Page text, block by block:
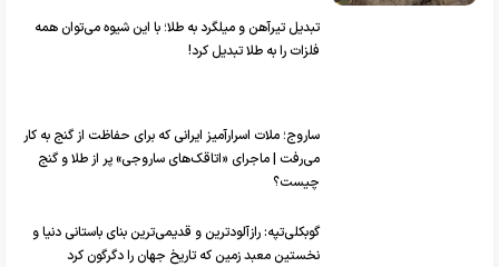
تبدیل تیرآهن و میلگرد به طلا؛ با این شیوه می‌توان همه
فلزات را به طلا تبدیل کرد!
ساروج؛ ملات اسرارآمیز ایرانی که برای حفاظت از گنج به کار
می‌رفت | ماجرای «اتاقک‌های ساروجی» پر از طلا و گنج
چیست؟
گوبکلی‌تپه: رازآلودترین و قدیمی‌ترین بنای باستانی دنیا و
نخستین معبد زمین که تاریخ جهان را دگرگون کرد